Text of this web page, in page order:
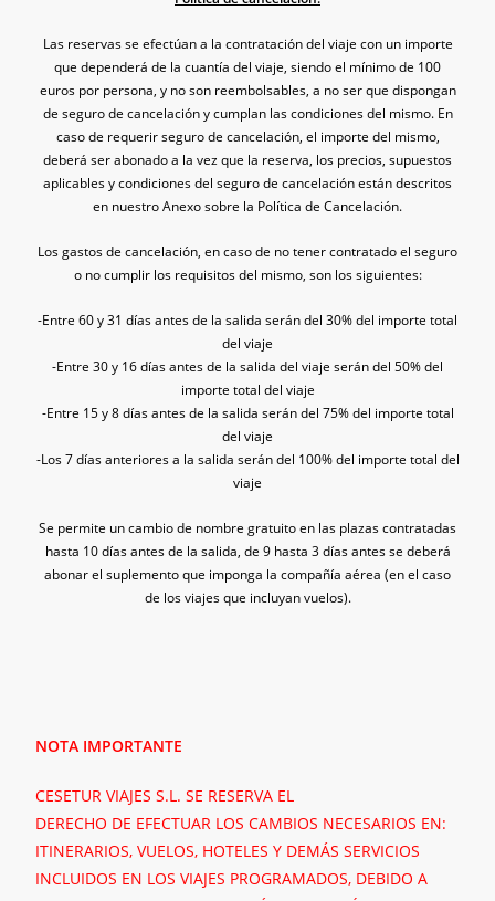
Las reservas se efectúan a la contratación del viaje con un importe
que dependerá de la cuantía del viaje, siendo el mínimode 100
euros por persona, y no son reembolsables, a no ser que dispongan
de seguro de cancelación y cumplan las condicionesdel mismo. En
caso de requerir seguro de cancelación, el importe del mismo,
deberá ser abonado a la vez que la reserva, los precios, supuestos
aplicables y condiciones del seguro de cancelación están descritos
en nuestroAnexo sobre la Política de Cancelación.
Los gastos de cancelación, en caso de no tener contratado el seguro
o no cumplir los requisitos del mismo, son los siguientes:
-Entre 60 y 31 días antes de la salida serán del 30% del importe total
del viaje
-Entre 30 y 16 días antes de la salida del viaje serán del 50% del
importe total del viaje
-Entre 15 y 8 días antes de la salida serán del 75% del importe total
del viaje
-Los 7 días anteriores a la salida serán del 100% del importe total del
viaje
Se permite un cambio de nombre gratuito en las plazas contratadas
hasta 10 días antes de la salida, de 9 hasta 3 días antes se deberá
abonar el suplemento que imponga la compañía aérea (en el caso
de los viajes que incluyan vuelos).
NOTA IMPORTANTE
CESETUR VIAJES S.L. SE RESERVA EL
DERECHO DE EFECTUAR LOS CAMBIOS NECESARIOS EN:
ITINERARIOS, VUELOS, HOTELES Y DEMÁS SERVICIOS
INCLUIDOS EN LOS VIAJES PROGRAMADOS, DEBIDO A